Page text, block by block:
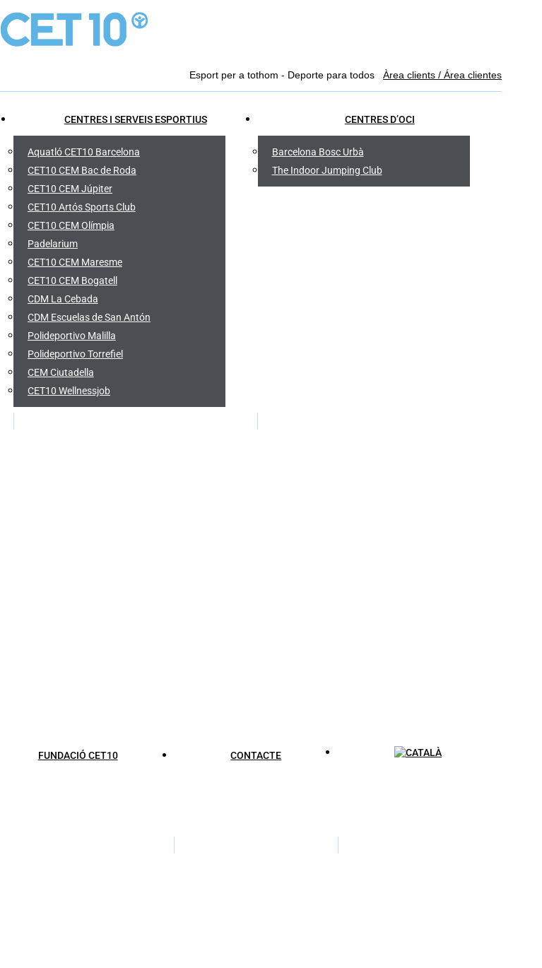
Esport per a tothom - Deporte para todosFacebook
page
in
window
YouTube
page
in
window
Linkedin
page
in
window
Instagram
page
in
Àrea clients / Área clientes
CENTRES I SERVEIS ESPORTIUS
Aquatló CET10 Barcelona
CET10 CEM Bac de Roda
CET10 CEM Júpiter
CET10 Artós Sports Club
CET10 CEM Olímpia
Padelarium
CET10 CEM Maresme
CET10 CEM Bogatell
CDM La Cebada
CDM Escuelas de San Antón
Polideportivo Malilla
Polideportivo Torrefiel
CEM Ciutadella
CET10 Wellnessjob
CENTRES D’OCI
Barcelona Bosc Urbà
The Indoor Jumping Club
FUNDACIÓ CET10 CONTACTE